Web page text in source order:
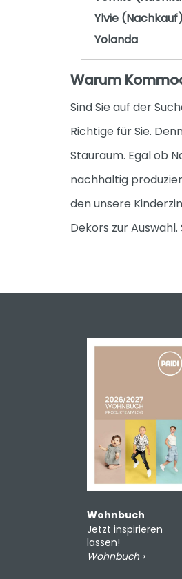
Ylvie (Nachkauf)
Yolanda
Warum
Sind Sie auf der
Richtige für Sie.
Stauraum. Egal ob
nachhaltig
den unsere
Dekors zur
Wohnbuch
Jetzt inspirieren
lassen!
Wohnbuch ›